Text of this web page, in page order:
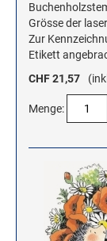
Grösse der
Zur
Etikett
CHF 21,57
Menge: